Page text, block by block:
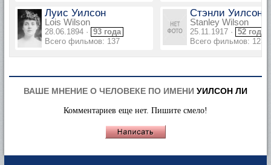
Луис Уилсон
Lois Wilson
28.06.1894 · 93 года
Всего фильмов: 137
Стэнли Уилсон
Stanley Wilson
25.11.1917 · 52 года
Всего фильмов: 123
ВАШЕ МНЕНИЕ О ЧЕЛОВЕКЕ ПО ИМЕНИ УИЛСОН ЛИ
Комментариев еще нет. Пишите смело!